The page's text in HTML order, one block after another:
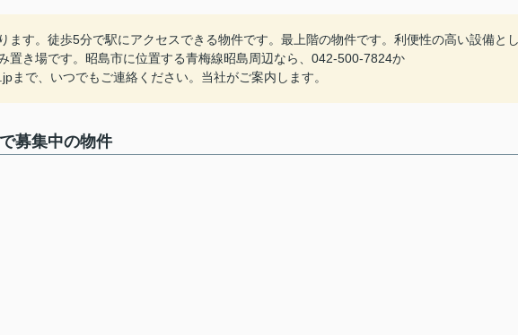
ます。徒歩5分で駅にアクセスできる物件です。最上階の物件です。利便性の高い設備と
置き場です。昭島市に位置する青梅線昭島周辺なら、042-500-7824か
まで、いつでもご連絡ください。当社がご案内します。
募集中の物件